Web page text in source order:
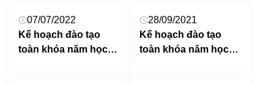
07/07/2022
Kế hoạch đào tạo
toàn khóa năm học
28/09/2021
Kế hoạch đào tạo
toàn khóa năm học